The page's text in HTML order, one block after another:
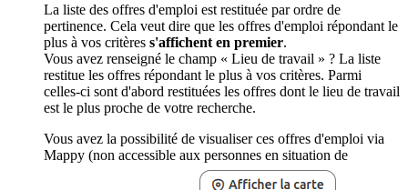
La liste des offres d'emploi est restituée par ordre de
pertinence. Cela veut dire que les offres d'emploi répondant le
plus à vos critères s'affichent en premier.
Vous avez renseigné le champ « Lieu de travail » ? La liste
restitue les offres répondant le plus à vos critères. Parmi
celles-ci sont d'abord restituées les offres dont le lieu de travail
est le plus proche de votre recherche.
Vous avez la possibilité de visualiser ces offres d'emploi via
Mappy (non accessible aux personnes en situation de